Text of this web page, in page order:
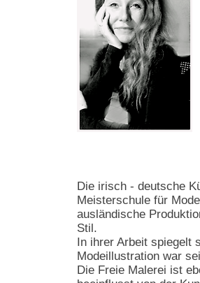
Die irisch - deutsche
Meisterschule für
ausländische
Stil.
In ihrer Arbeit spiegelt
Modeillustration war
Die Freie Malerei ist